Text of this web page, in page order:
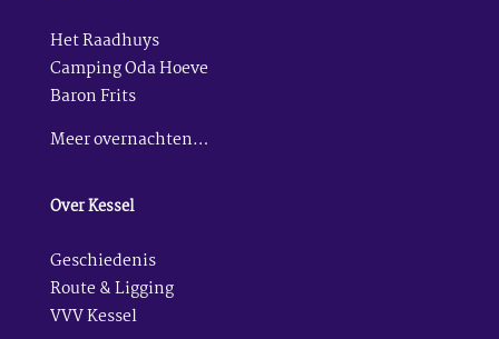
Het Raadhuys
Camping Oda Hoeve
Baron Frits
Meer overnachten…
Over Kessel
Geschiedenis
Route & Ligging
VVV Kessel